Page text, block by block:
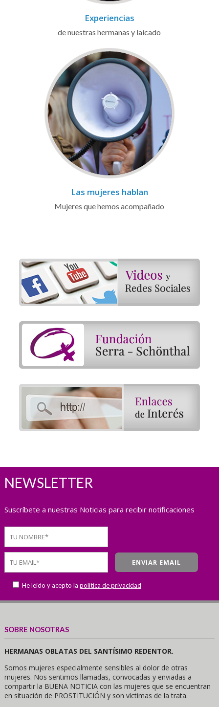
Experiencias
de nuestras hermanas y laicado
Las mujeres hablan
Mujeres que hemos acompañado
NEWSLETTER
Suscríbete a nuestras Noticias para recibir notificaciones
He leído y acepto la política de privacidad
SOBRE NOSOTRAS
HERMANAS OBLATAS DEL SANTÍSIMO REDENTOR.
Somos mujeres especialmente sensibles al dolor de otras
mujeres. Nos sentimos llamadas, convocadas y enviadas a
compartir la BUENA NOTICIA con las mujeres que se encuentran
en situación de PROSTITUCIÓN y son víctimas de la trata.